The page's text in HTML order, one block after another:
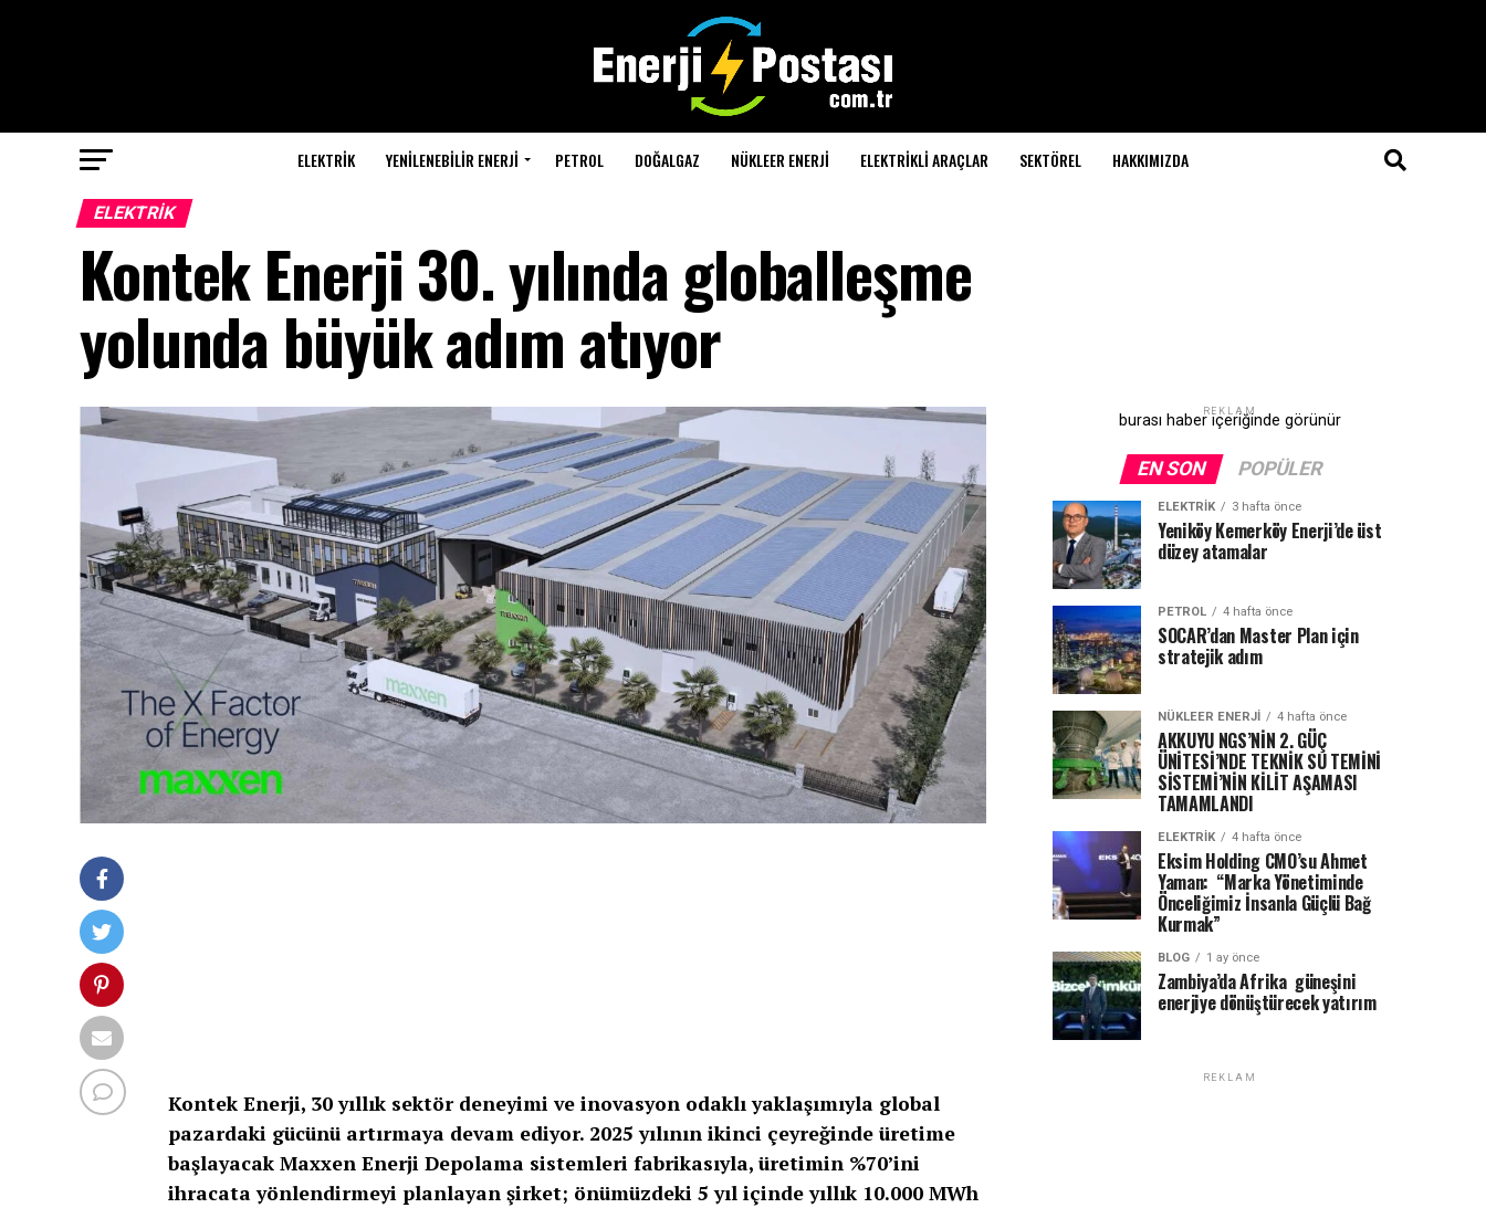
ELEKTRİK YENILENEBILIR ENERJI PETROL DOĞALGAZ NÜKLEER ENERJI ELEKTRIKLI ARAÇLAR SEKTÖREL HAKKIMIZDA
ELEKTRİK
Kontek Enerji 30. yılında globalleşme
yolunda büyük adım atıyor
Kontek Enerji, 30 yıllık sektör deneyimi ve inovasyon odaklı yaklaşımıyla global
pazardaki gücünü artırmaya devam ediyor. 2025 yılının ikinci çeyreğinde üretime
başlayacak Maxxen Enerji Depolama sistemleri fabrikasıyla, üretimin %70’ini
ihracata yönlendirmeyi planlayan şirket; önümüzdeki 5 yıl içinde yıllık 10.000 MWh
REKLAM
burası haber içeriğinde görünür
EN SON POPÜLER
ELEKTRİK 3 hafta önce
Yeniköy Kemerköy Enerji’de üst
düzey atamalar
PETROL 4 hafta önce
SOCAR’dan Master Plan için
stratejik adım
NÜKLEER ENERJI 4 hafta önce
AKKUYU NGS’NİN 2. GÜÇ
ÜNİTESİ’NDE TEKNİK SU TEMİNİ
SİSTEMİ’NİN KİLİT AŞAMASI
TAMAMLANDI
ELEKTRİK 4 hafta önce
Eksim Holding CMO’su Ahmet
Yaman: “Marka Yönetiminde
Önceliğimiz İnsanla Güçlü Bağ
Kurmak”
BLOG 1 ay önce
Zambiya’da Afrika güneşini
enerjiye dönüştürecek yatırım
REKLAM